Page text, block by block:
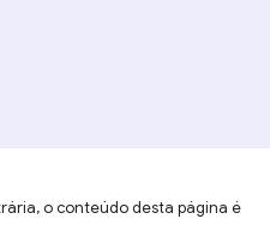
o conteúdo desta página é